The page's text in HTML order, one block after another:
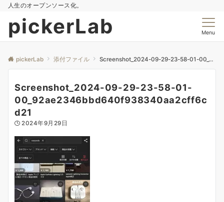
人生のオープンソース化。
pickerLab Menu
pickerLab 添付ファイル Screenshot_2024-09-29-23-58-01-00_92ae2346bbd640f938340aa2cff6cd21
Screenshot_2024-09-29-23-58-01-
00_92ae2346bbd640f938340aa2cff6c
d21
2024年9月29日